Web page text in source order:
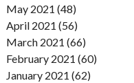
May 2021 (48)
April 2021 (56)
March 2021 (66)
February 2021 (60)
January 2021 (62)